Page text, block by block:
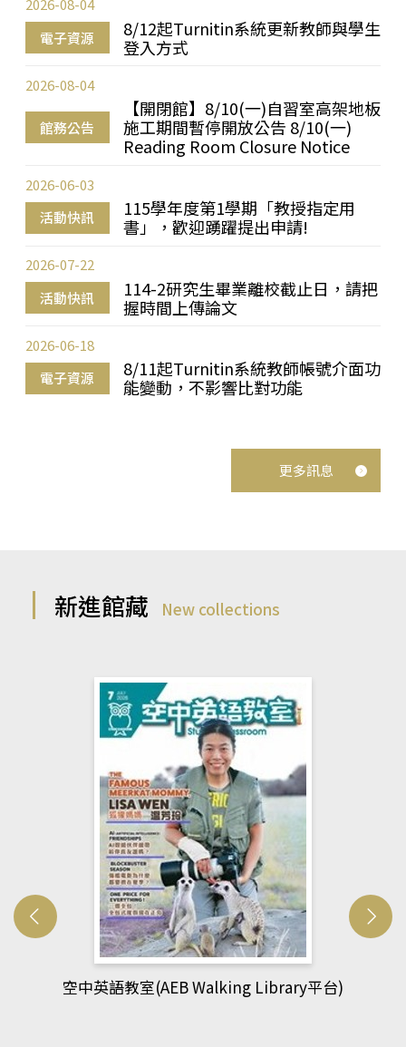
電子資源
8/12起Turnitin系統更新教師與學生
登入方式
2026-08-04
館務公告
【開閉館】8/10(一)自習室高架地板
施工期間暫停開放公告 8/10(一)
Reading Room Closure Notice
2026-08-04
活動快訊
115學年度第1學期「教授指定用
書」，歡迎踴躍提出申請!
2026-06-03
活動快訊
114-2研究生畢業離校截止日，請把
握時間上傳論文
2026-07-22
電子資源
8/11起Turnitin系統教師帳號介面功
能變動，不影響比對功能
2026-06-18
更多訊息
新進館藏 New collections
網管人(kono平台)